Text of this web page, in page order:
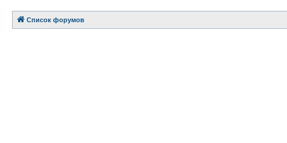
Список форумов